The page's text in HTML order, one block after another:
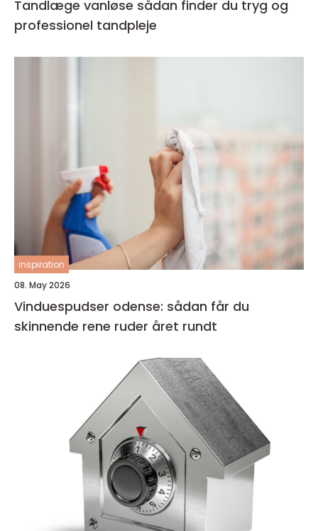
Tandlæge vanløse sådan finder du tryg og
professionel tandpleje
inspiration
08. May 2026
Vinduespudser odense: sådan får du
skinnende rene ruder året rundt